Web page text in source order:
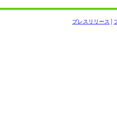
プレスリリース